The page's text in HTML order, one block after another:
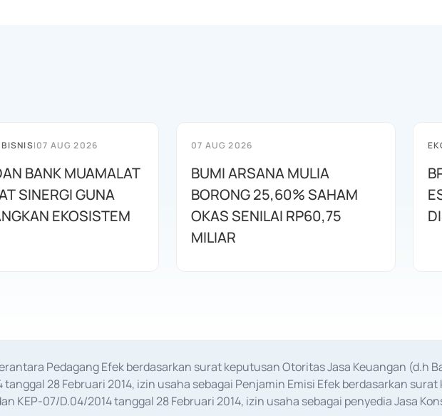
|07 AUG 2026
BANK MUAMALAT
SINERGI GUNA
EKOSISTEM
07 AUG 2026
BUMI ARSANA MULIA
BORONG 25,60% SAHAM
OKAS SENILAI RP60,75
MILIAR
Pedagang Efek berdasarkan surat keputusan Otoritas Jasa Keuangan (d.h
tanggal 28 Februari 2014, izin usaha sebagai Penjamin Emisi Efek berdasarkan
KEP-07/D.04/2014 tanggal 28 Februari 2014, izin usaha sebagai penyedia Jasa